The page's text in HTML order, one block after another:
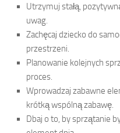
Utrzymuj stałą,
uwag.
Zachęcaj dziecko do
przestrzeni.
Planowanie kolejnych
proces.
Wprowadzaj zabawne
krótką wspólną zabawę.
Dbaj o to, by sprzątanie